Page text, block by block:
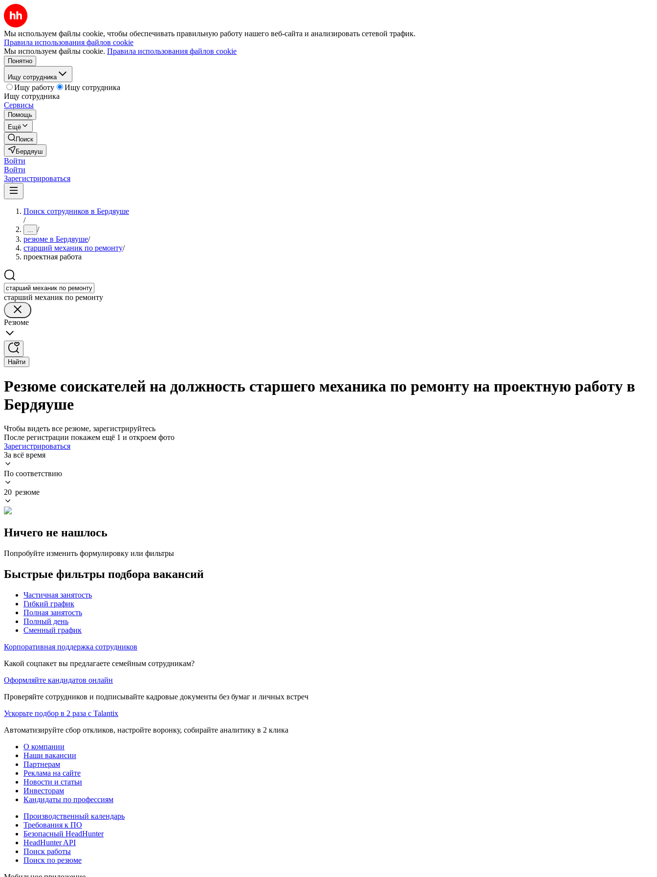
Мы используем файлы cookie, чтобы обеспечивать правильную работу нашего веб-сайта и анализировать сетевой трафик.
Правила использования файлов cookie
Мы используем файлы cookie. Правила использования файлов cookie
Понятно
Ищу сотрудника
Ищу работу
Ищу сотрудника
Ищу сотрудника
Сервисы
Помощь
Ещё
Поиск
Бердяуш
Войти
Войти
Зарегистрироваться
Поиск сотрудников в Бердяуше
/
... /
резюме в Бердяуше/
старший механик по ремонту/
проектная работа
старший механик по ремонту
Резюме
Найти
Резюме соискателей на должность старшего механика по ремонту на проектную работу в
Бердяуше
Чтобы видеть все резюме, зарегистрируйтесь
После регистрации покажем ещё 1 и откроем фото
Зарегистрироваться
За всё время
По соответствию
20 резюме
Ничего не нашлось
Попробуйте изменить формулировку или фильтры
Быстрые фильтры подбора вакансий
Частичная занятость
Гибкий график
Полная занятость
Полный день
Сменный график
Корпоративная поддержка сотрудников
Какой соцпакет вы предлагаете семейным сотрудникам?
Оформляйте кандидатов онлайн
Проверяйте сотрудников и подписывайте кадровые документы без бумаг и личных встреч
Ускорьте подбор в 2 раза с Talantix
Автоматизируйте сбор откликов, настройте воронку, собирайте аналитику в 2 клика
О компании
Наши вакансии
Партнерам
Реклама на сайте
Новости и статьи
Инвесторам
Кандидаты по профессиям
Производственный календарь
Требования к ПО
Безопасный HeadHunter
HeadHunter API
Поиск работы
Поиск по резюме